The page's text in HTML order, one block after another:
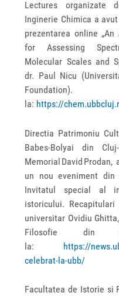
Lectures organizate
Inginerie Chimica a
prezentarea online „An
for Assessing
Molecular Scales and
dr. Paul Nicu
la: https://
Directia Patrimoniu
Babes-Bolyai din
Memorial David
un nou eveniment din
Invitatul special al
istoricului.
universitar Ovidiu
Filosofie din
la: https://
celebrat-la-ubb/
Facultatea de Istorie si